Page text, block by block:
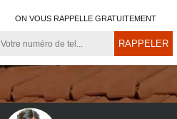
ON VOUS RAPPELLE GRATUITEMENT